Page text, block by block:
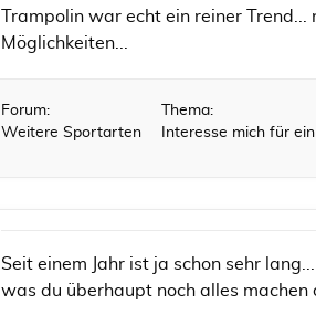
Trampolin war echt ein reiner
Möglichkeiten...
Forum:
Weitere Sportarten
Thema:
Interesse mich für
Seit einem Jahr ist ja schon sehr
was du überhaupt noch alles machen